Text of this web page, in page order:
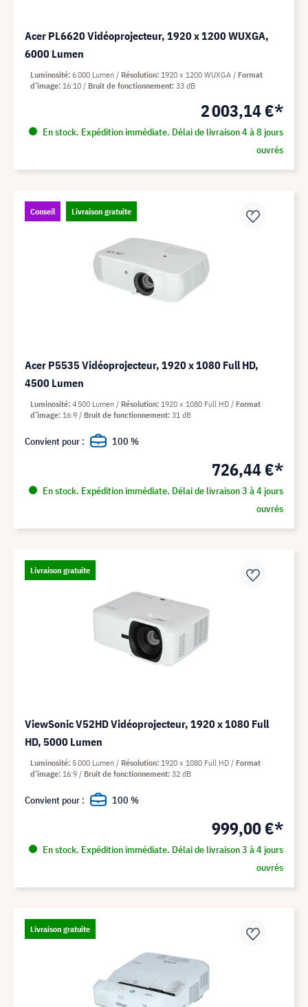
Acer PL6620 Vidéoprojecteur, 1920 x 1200 WUXGA,
6000 Lumen
2 003,14 €*
En stock. Expédition immédiate. Délai de livraison 4 à 8 jours
ouvrés
Luminosité 6 000 Lumen Résolution 1920 x 1200 WUXGA
Format
d’image 16:10 Bruit de fonctionnement 33 dB
Conseil Livraison gratuite
Acer P5535 Vidéoprojecteur, 1920 x 1080 Full HD,
4500 Lumen
726,44 €*
En stock. Expédition immédiate. Délai de livraison 3 à 4 jours
ouvrés
Luminosité 4 500 Lumen Résolution 1920 x 1080 Full HD
Format
d’image 16:9 Bruit de fonctionnement 31 dB
Convient pour : 100 %
Livraison gratuite
ViewSonic V52HD Vidéoprojecteur, 1920 x 1080 Full
HD, 5000 Lumen
999,00 €*
En stock. Expédition immédiate. Délai de livraison 3 à 4 jours
ouvrés
Luminosité 5 000 Lumen Résolution 1920 x 1080 Full HD
Format
d’image 16:9 Bruit de fonctionnement 32 dB
Convient pour : 100 %
Livraison gratuite